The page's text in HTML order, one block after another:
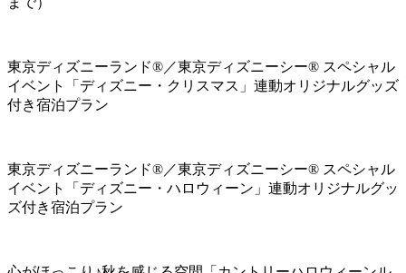
東京ディズニーランド®／東京ディズニーシー® スペシャル
イベント「ディズニー・クリスマス」連動オリジナルグッズ
付き宿泊プラン
東京ディズニーランド®／東京ディズニーシー® スペシャル
イベント「ディズニー・ハロウィーン」連動オリジナルグッ
ズ付き宿泊プラン